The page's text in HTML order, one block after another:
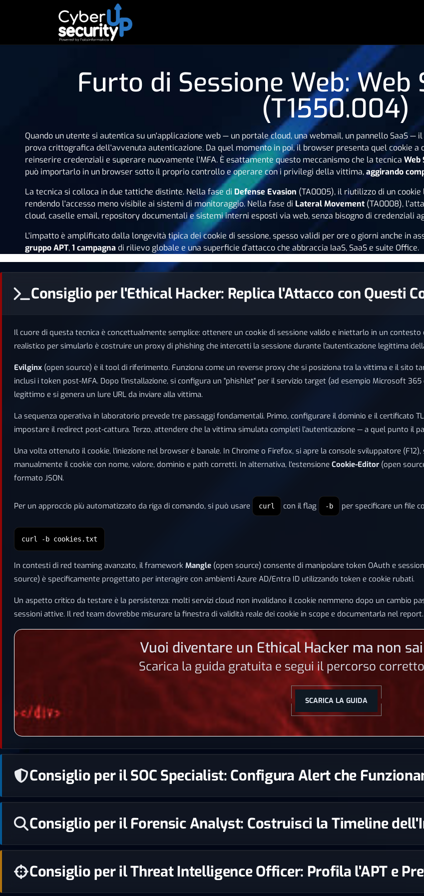
Furto di Sessione Web: Web
(T1550.004)
Quando un utente si autentica su un'applicazione web — un portale cloud, una webmail, un pannello SaaS
prova crittografica dell'avvenuta autenticazione. Da quel momento in poi, il browser presenta quel cookie a
reinserire credenziali e superare nuovamente l'MFA. È esattamente questo meccanismo che la tecnica Web
può importarlo in un browser sotto il proprio controllo e operare con i privilegi della vittima,aggirando
La tecnica si colloca in due tattiche distinte. Nella fase di Defense Evasion (TA0005), il riutilizzo di un
rendendo l'accesso meno visibile ai sistemi di monitoraggio. Nella fase di Lateral Movement (TA0008),
cloud, caselle email, repository documentali e sistemi interni esposti via web, senza bisogno di credenziali
L'impatto è amplificato dalla longevità tipica dei cookie di sessione, spesso validi per ore o giorni anche in
gruppo APT,1 campagna di rilievo globale e una superficie d'attacco che abbraccia IaaS, SaaS e suite Office.
Consiglio per l'Ethical Hacker: Replica l'Attacco con Questi
Il cuore di questa tecnica è concettualmente semplice: ottenere un cookie di sessione valido e iniettarlo in un
realistico per simularlo è costruire un proxy di phishing che intercetti la sessione durante l'autenticazione legittima
Evilginx (open source) è il tool di riferimento. Funziona come un reverse proxy che si posiziona tra la vittima e il sito
inclusi i token post-MFA. Dopo l'installazione, si configura un "phishlet" per il servizio target (ad esempio Microsoft
legittimo e si genera un lure URL da inviare alla vittima.
La sequenza operativa in laboratorio prevede tre passaggi fondamentali. Primo, configurare il dominio e il certificato
impostare il redirect post-cattura. Terzo, attendere che la vittima simulata completi l'autenticazione — a quel punto il
Una volta ottenuto il cookie, l'iniezione nel browser è banale. In Chrome o Firefox, si apre la console sviluppatore
manualmente il cookie con nome, valore, dominio e path corretti. In alternativa, l'estensione Cookie-Editor (open
formato JSON.
Per un approccio più automatizzato da riga di comando, si può usare curl con il flag -b per specificare un file
curl -b cookies.txt
In contesti di red teaming avanzato, il framework Mangle (open source) consente di manipolare token OAuth e
source) è specificamente progettato per interagire con ambienti Azure AD/Entra ID utilizzando token e cookie rubati.
Un aspetto critico da testare è la persistenza: molti servizi cloud non invalidano il cookie nemmeno dopo un cambio
sessioni attive. Il red team dovrebbe misurare la finestra di validità reale dei cookie in scope e documentarla nel report.
Vuoi diventare un Ethical Hacker ma non
Scarica la guida gratuita e segui il percorso
SCARICA LA GUIDA
Consiglio per il SOC Specialist: Configura Alert che
Consiglio per il Forensic Analyst: Costruisci la Timeline
Consiglio per il Threat Intelligence Officer: Profila l'APT e